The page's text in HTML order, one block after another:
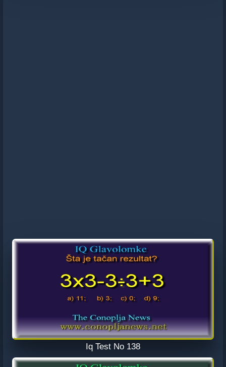
Iq Test No 138